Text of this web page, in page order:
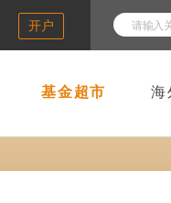
开户
基金超市 海